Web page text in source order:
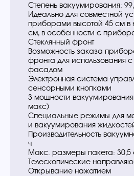
Степень вакуумирования:
Идеально для совместной
приборами высотой 45 см в
см, в особенности с
Стеклянный фронт
Возможность заказа
фронта для использования
фасадом
Электронная система
сенсорными кнопками
3 мощности
макс)
Специальные режимы для
и вакуумирования
Производительность
ч
Макс. размеры пакета: 30,5
Телескопические
Открывание нажатием